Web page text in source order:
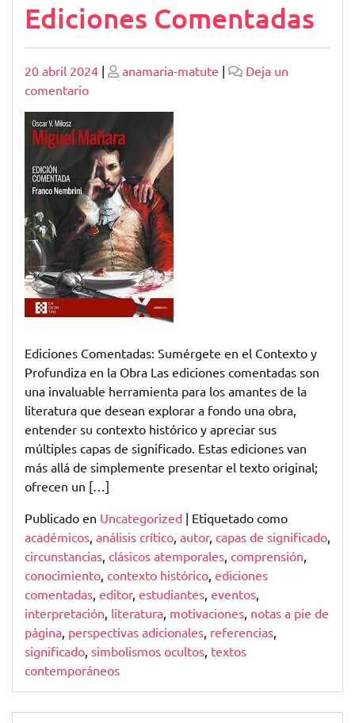
Ediciones Comentadas
Publicado
20 abril 2024 | Publicado
anamaria-matute |
Deja un
comentarioen
Explorando
Obras
Literarias
a
Través
de
Ediciones
Comentadas
Ediciones Comentadas: Sumérgete en el Contexto y
Profundiza en la Obra Las ediciones comentadas son
una invaluable herramienta para los amantes de la
literatura que desean explorar a fondo una obra,
entender su contexto histórico y apreciar sus
múltiples capas de significado. Estas ediciones van
más allá de simplemente presentar el texto original;
ofrecen un […]
Publicado en Uncategorized | Etiquetado como
académicos, análisis crítico, autor, capas de significado,
circunstancias, clásicos atemporales, comprensión,
conocimiento, contexto histórico, ediciones
comentadas, editor, estudiantes, eventos,
interpretación, literatura, motivaciones, notas a pie de
página, perspectivas adicionales, referencias,
significado, simbolismos ocultos, textos
contemporáneos